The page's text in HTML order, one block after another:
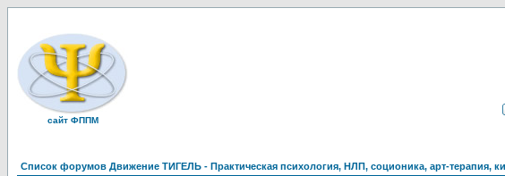
сайт ФППМ
Список форумов Движение ТИГЕЛЬ - Практическая психология, НЛП, соционика, арт-терапия,